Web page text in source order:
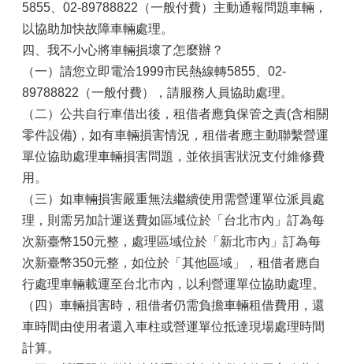
5855、02-89788822（一般付費）主動通報問題車輛，
以協助加快故障車輛處理。
四、我不小心將車輛損壞了怎麼辦？
（一）請您立即電洽1999市民熱線轉5855、02-
89788822（一般付費），請服務人員協助處理。
（二）公共自行車借出後，租借者應負保管之責(含相關
零件設備)，如有車輛損害情況，租借者應主動聯繫營運
單位協助處理車輛損害問題，並依損害狀況支付維修費
用。
（三）如車輛損害嚴重無法繼續使用需營運單位派員處
理，則需另加計運送費如區域位於「台北市內」訂為每
次新臺幣150元整，處理區域位於「新北市內」訂為每
次新臺幣350元整，如位於「其他區域」，租借者應自
行處理車輛載運至台北市內，以利營運單位協助處理。
（四）車輛損害時，租借者仍需負擔車輛租借費用，還
車時間由使用者還入車柱或營運單位抵達現場處理時間
計算。